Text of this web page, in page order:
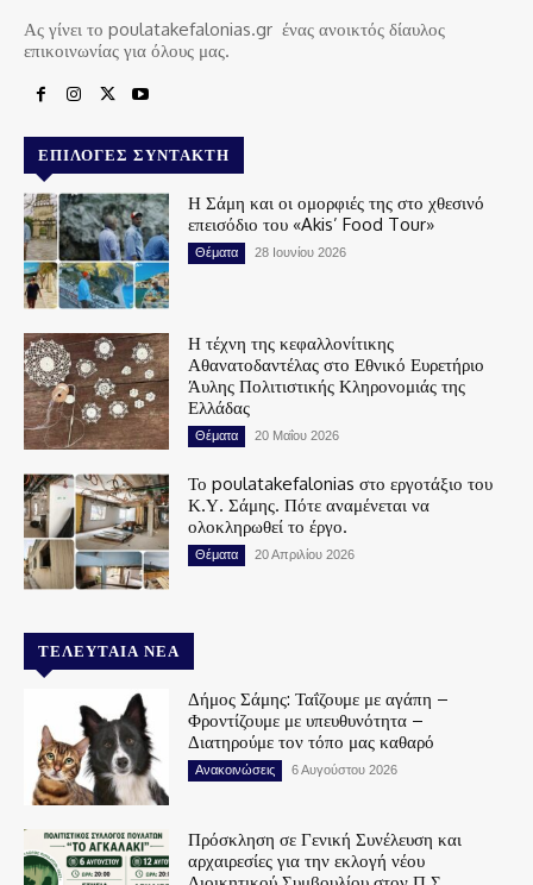
Ας γίνει το poulatakefalonias.gr ένας ανοικτός δίαυλος
επικοινωνίας για όλους μας.
ΕΠΙΛΟΓΈΣ ΣΥΝΤΆΚΤΗ
Η Σάμη και οι ομορφιές της στο χθεσινό
επεισόδιο του «Akis’ Food Tour»
Θέματα 28 Ιουνίου 2026
Η τέχνη της κεφαλλονίτικης
Αθανατοδαντέλας στο Εθνικό Ευρετήριο
Άυλης Πολιτιστικής Κληρονομιάς της
Ελλάδας
Θέματα 20 Μαΐου 2026
Το poulatakefalonias στο εργοτάξιο του
Κ.Υ. Σάμης. Πότε αναμένεται να
ολοκληρωθεί το έργο.
Θέματα 20 Απριλίου 2026
ΤΕΛΕΥΤΑΊΑ ΝΈΑ
Δήμος Σάμης: Ταΐζουμε με αγάπη –
Φροντίζουμε με υπευθυνότητα –
Διατηρούμε τον τόπο μας καθαρό
Ανακοινώσεις 6 Αυγούστου 2026
Πρόσκληση σε Γενική Συνέλευση και
αρχαιρεσίες για την εκλογή νέου